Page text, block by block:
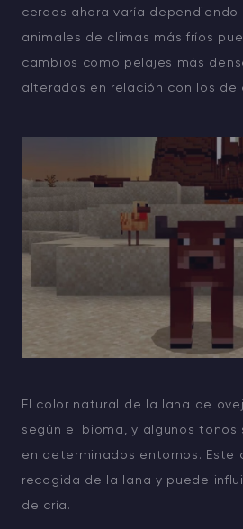
cerdos ahora varía dependiendo
animales de climas más fríos
cambios como pelajes más
alterados en relación con los de
El color natural de la lana de
según el bioma, y algunos tonos
en determinados entornos. Este
recogida de la lana y puede
de cría.